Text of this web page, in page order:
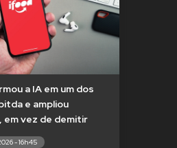
a IA em um dos
e ampliou
vez de demitir
- 16h45